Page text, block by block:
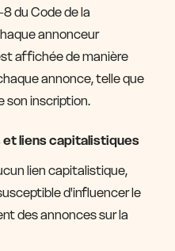
du Code de la
annonceur
affichée de manière
annonce, telle que
son inscription.
liens capitalistiques
lien capitalistique,
d'influencer le
des annonces sur la